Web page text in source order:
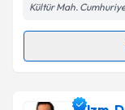
Kişisel
Metni'ni
Kültür Mah.
Randevu